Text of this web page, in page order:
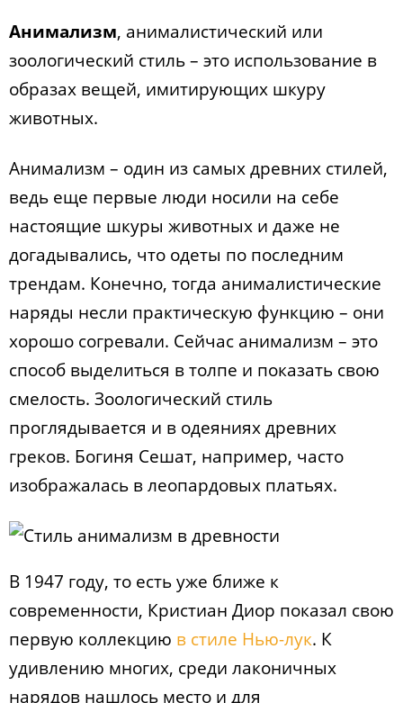
Анимализм, анималистический или
зоологический стиль – это использование в
образах вещей, имитирующих шкуру
животных.
Анимализм – один из самых древних стилей,
ведь еще первые люди носили на себе
настоящие шкуры животных и даже не
догадывались, что одеты по последним
трендам. Конечно, тогда анималистические
наряды несли практическую функцию – они
хорошо согревали. Сейчас анимализм – это
способ выделиться в толпе и показать свою
смелость. Зоологический стиль
проглядывается и в одеяниях древних
греков. Богиня Сешат, например, часто
изображалась в леопардовых платьях.
В 1947 году, то есть уже ближе к
современности, Кристиан Диор показал свою
первую коллекцию в стиле Нью-лук. К
удивлению многих, среди лаконичных
нарядов нашлось место и для